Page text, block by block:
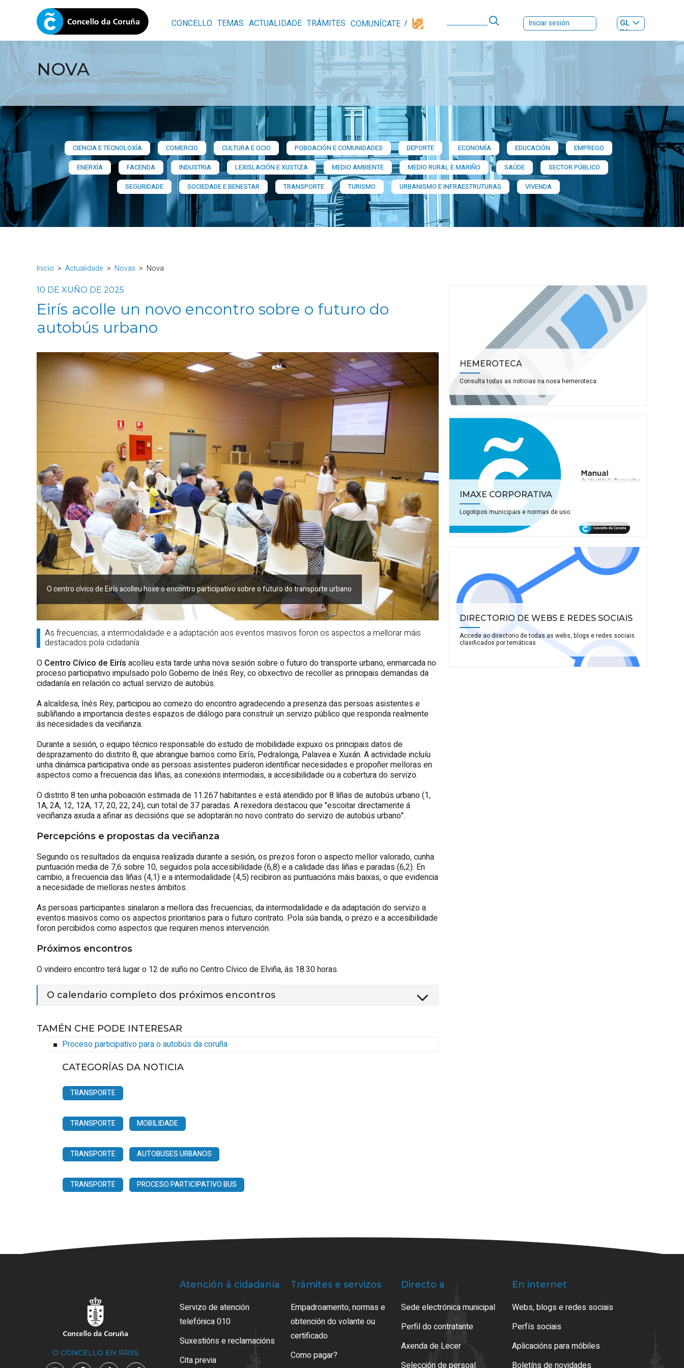
CONCELLO TEMAS ACTUALIDADE TRÁMITES COMUNÍCATE Iniciar sesión
GL
ES|
NOVA
CIENCIA E TECNOLOXÍA COMERCIO CULTURA E OCIO POBOACIÓN E COMUNIDADES DEPORTE ECONOMÍA EDUCACIÓN
EMPREGO
ENERXÍA
FACENDA INDUSTRIA LEXISLACIÓN E XUSTIZA MEDIO AMBIENTE MEDIO RURAL E MARIÑO SAÚDE
SECTOR PÚBLICO
SEGURIDADE
SOCIEDADE E BENESTAR TRANSPORTE TURISMO URBANISMO E INFRAESTRUTURAS VIVENDA
Inicio Actualidade Novas Nova
10 DE XUÑO DE 2025
Eirís acolle un novo encontro sobre o futuro do
autobús urbano
O centro cívico de Eirís acolleu hoxe o encontro participativo sobre o futuro do transporte urbano
As frecuencias, a intermodalidade e a adaptación aos eventos masivos foron os aspectos a mellorar máis
destacados pola cidadanía
O Centro Cívico de Eirís acolleu esta tarde unha nova sesión sobre o futuro do transporte urbano, enmarcada no
proceso participativo impulsado polo Goberno de Inés Rey, co obxectivo de recoller as principais demandas da
cidadanía en relación co actual servizo de autobús.
A alcaldesa, Inés Rey, participou ao comezo do encontro agradecendo a presenza das persoas asistentes e
subliñando a importancia destes espazos de diálogo para construír un servizo público que responda realmente
ás necesidades da veciñanza.
Durante a sesión, o equipo técnico responsable do estudo de mobilidade expuxo os principais datos de
desprazamento do distrito 8, que abrangue barrios como Eirís, Pedralonga, Palavea e Xuxán. A actividade incluíu
unha dinámica participativa onde as persoas asistentes puideron identificar necesidades e propoñer melloras en
aspectos como a frecuencia das liñas, as conexións intermodais, a accesibilidade ou a cobertura do servizo.
O distrito 8 ten unha poboación estimada de 11.267 habitantes e está atendido por 8 liñas de autobús urbano (1,
1A, 2A, 12, 12A, 17, 20, 22, 24), cun total de 37 paradas. A rexedora destacou que "escoitar directamente á
veciñanza axuda a afinar as decisións que se adoptarán no novo contrato do servizo de autobús urbano".
Percepcións e propostas da veciñanza
Segundo os resultados da enquisa realizada durante a sesión, os prezos foron o aspecto mellor valorado, cunha
puntuación media de 7,6 sobre 10, seguidos pola accesibilidade (6,8) e a calidade das liñas e paradas (6,2). En
cambio, a frecuencia das liñas (4,1) e a intermodalidade (4,5) recibiron as puntuacións máis baixas, o que evidencia
a necesidade de melloras nestes ámbitos.
As persoas participantes sinalaron a mellora das frecuencias, da intermodalidade e da adaptación do servizo a
eventos masivos como os aspectos prioritarios para o futuro contrato. Pola súa banda, o prezo e a accesibilidade
foron percibidos como aspectos que requiren menos intervención.
Próximos encontros
O vindeiro encontro terá lugar o 12 de xuño no Centro Cívico de Elviña, ás 18.30 horas.
O calendario completo dos próximos encontros
TAMÉN CHE PODE INTERESAR
Proceso participativo para o autobús da coruña
CATEGORÍAS DA NOTICIA
TRANSPORTE
TRANSPORTE MOBILIDADE
TRANSPORTE AUTOBUSES URBANOS
TRANSPORTE PROCESO PARTICIPATIVO BUS
HEMEROTECA
Consulta todas as noticias na nosa hemeroteca
IMAXE CORPORATIVA
Logotipos municipais e normas de uso
DIRECTORIO DE WEBS E REDES SOCIAIS
Accede ao directorio de todas as webs, blogs e redes sociais
clasificados por temáticas
O CONCELLO EN RRSS
Atención á cidadanía
Servizo de atención
telefónica 010
Suxestións e reclamacións
Cita previa
Trámites e servizos
Empadroamento, normas e
obtención do volante ou
certificado
Como pagar?
Directo a
Sede electrónica municipal
Perfil do contratante
Axenda de Lecer
Selección de persoal
En internet
Webs, blogs e redes sociais
Perfís sociais
Aplicacións para móbiles
Boletíns de novidades